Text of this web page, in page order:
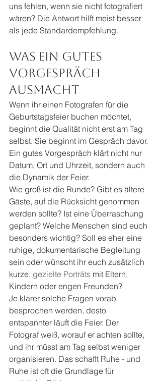
uns fehlen, wenn sie nicht fotografiert
wären? Die Antwort hilft meist besser
als jede Standardempfehlung.
Was ein gutes
Vorgespräch
ausmacht
Wenn ihr einen Fotografen für die
Geburtstagsfeier buchen möchtet,
beginnt die Qualität nicht erst am Tag
selbst. Sie beginnt im Gespräch davor.
Ein gutes Vorgespräch klärt nicht nur
Datum, Ort und Uhrzeit, sondern auch
die Dynamik der Feier.
Wie groß ist die Runde? Gibt es ältere
Gäste, auf die Rücksicht genommen
werden sollte? Ist eine Überraschung
geplant? Welche Menschen sind euch
besonders wichtig? Soll es eher eine
ruhige, dokumentarische Begleitung
sein oder wünscht ihr euch zusätzlich
kurze, gezielte Porträts mit Eltern,
Kindern oder engen Freunden?
Je klarer solche Fragen vorab
besprochen werden, desto
entspannter läuft die Feier. Der
Fotograf weiß, worauf er achten sollte,
und ihr müsst am Tag selbst weniger
organisieren. Das schafft Ruhe - und
Ruhe ist oft die Grundlage für